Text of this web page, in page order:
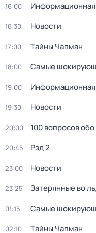
16:00 Информационная
16:30 Новости
17:00 Тaйны Чапман
18:00 Самые
19:00 Информационная
19:30 Новости
20:00 100 вопросов
20:45 Рэд 2
23:00 Новости
23:25 Затерянные во
01:15 Самые
02:10 Тaйны Чапман